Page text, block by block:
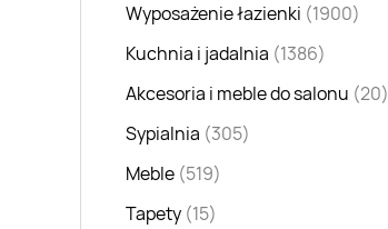
Wyposażenie łazienki (1900)
Kuchnia i jadalnia (1386)
Akcesoria i meble do salonu (20)
Sypialnia (305)
Meble (519)
Tapety (15)